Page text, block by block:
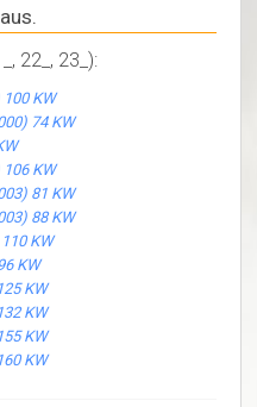
22_, 23_):
KW
74 KW
KW
81 KW
88 KW
KW
KW
KW
KW
KW
KW